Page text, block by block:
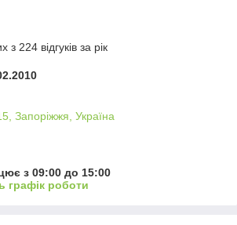
з 224 відгуків за рік
Запоріжжя, Україна
з 09:00 до 15:00
графік роботи